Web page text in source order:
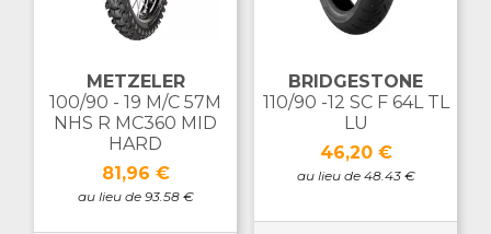
METZELER
100/90 - 19 M/C 57M
NHS R MC360 MID
HARD
Prix
81,96 €
au lieu de 93.58 €
BRIDGESTONE
110/90 -12 SC F 64L TL
LU
Prix
46,20 €
au lieu de 48.43 €